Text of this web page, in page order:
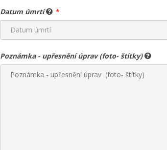
Datum úmrtí
Poznámka - upřesnění úprav (foto- štítky)